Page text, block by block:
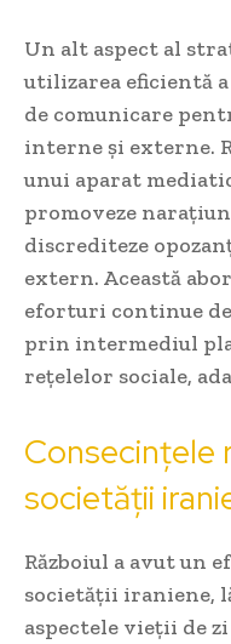
Un alt aspect al
utilizarea eficientă
de comunicare
interne și externe.
unui aparat
promoveze
discrediteze
extern. Această
eforturi continue
prin intermediul
rețelelor sociale,
Consecințele
societății
Războiul a avut un
societății iraniene,
aspectele vieții de